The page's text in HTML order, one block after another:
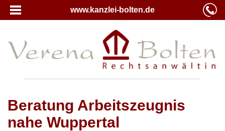
www.kanzlei-bolten.de
Beratung Arbeitszeugnis
nahe Wuppertal